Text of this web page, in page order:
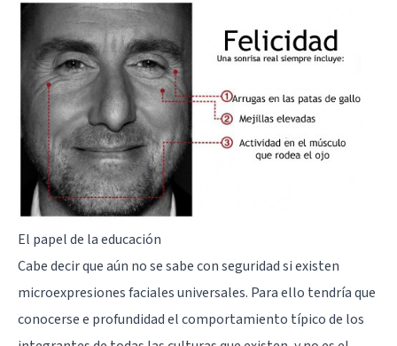
El papel de la educación
Cabe decir que aún no se sabe con seguridad si existen
microexpresiones faciales universales. Para ello tendría que
conocerse e profundidad el comportamiento típico de los